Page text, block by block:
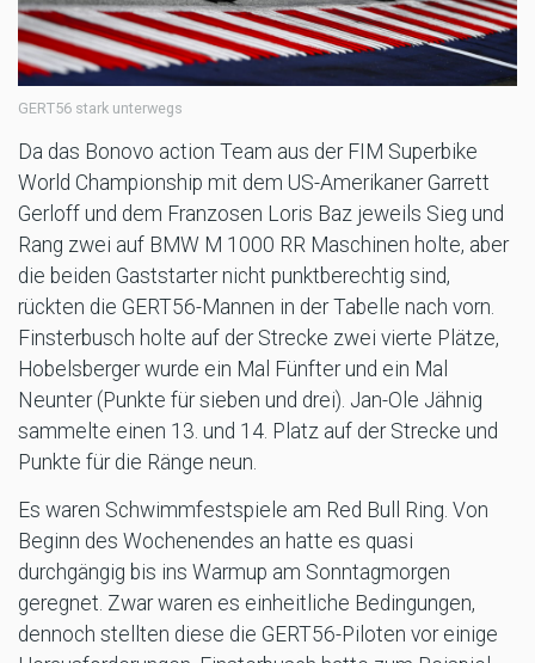
GERT56 stark unterwegs
Da das Bonovo action Team aus der FIM Superbike
World Championship mit dem US-Amerikaner Garrett
Gerloff und dem Franzosen Loris Baz jeweils Sieg und
Rang zwei auf BMW M 1000 RR Maschinen holte, aber
die beiden Gaststarter nicht punktberechtig sind,
rückten die GERT56-Mannen in der Tabelle nach vorn.
Finsterbusch holte auf der Strecke zwei vierte Plätze,
Hobelsberger wurde ein Mal Fünfter und ein Mal
Neunter (Punkte für sieben und drei). Jan-Ole Jähnig
sammelte einen 13. und 14. Platz auf der Strecke und
Punkte für die Ränge neun.
Es waren Schwimmfestspiele am Red Bull Ring. Von
Beginn des Wochenendes an hatte es quasi
durchgängig bis ins Warmup am Sonntagmorgen
geregnet. Zwar waren es einheitliche Bedingungen,
dennoch stellten diese die GERT56-Piloten vor einige